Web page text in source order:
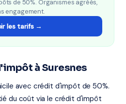
de 50%. Organismes agréés,
engagement.
les tarifs →
à Suresnes
avec crédit d'impôt de 50%.
du coût via le crédit d'impôt